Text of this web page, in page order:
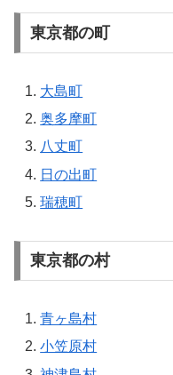
東京都の町
大島町
奥多摩町
八丈町
日の出町
瑞穂町
東京都の村
青ヶ島村
小笠原村